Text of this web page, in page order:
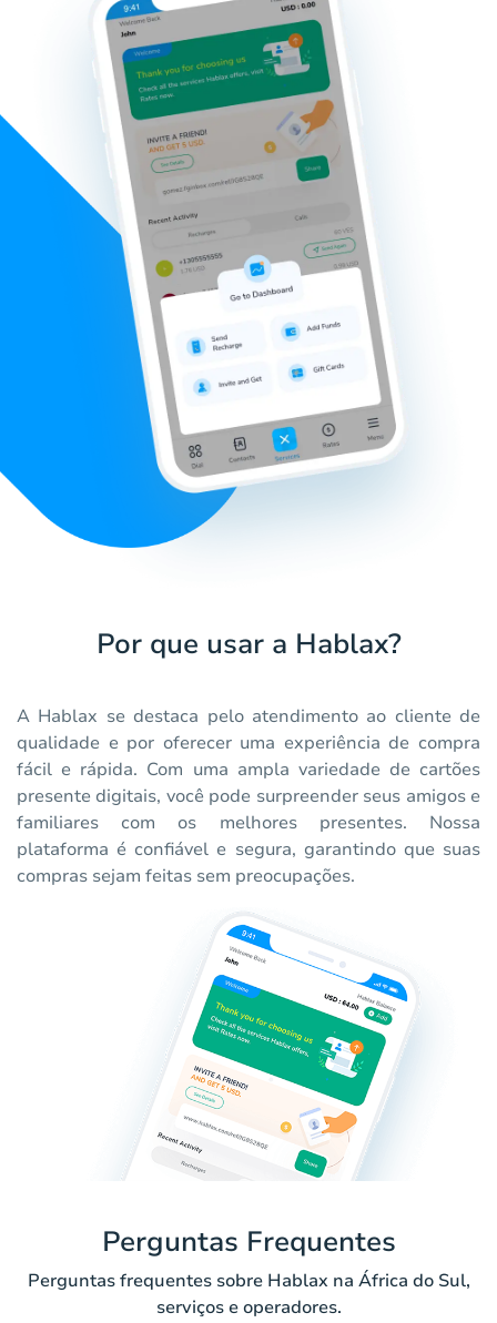
Por que usar a Hablax?
A Hablax se destaca pelo atendimento ao cliente de
qualidade e por oferecer uma experiência de compra
fácil e rápida. Com uma ampla variedade de cartões
presente digitais, você pode surpreender seus amigos e
familiares com os melhores presentes. Nossa
plataforma é confiável e segura, garantindo que suas
compras sejam feitas sem preocupações.
Perguntas Frequentes
Perguntas frequentes sobre Hablax na África do Sul,
serviços e operadores.